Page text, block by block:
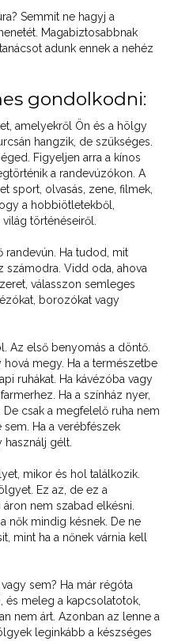
Semmit ne hagyj a
Magabiztosabbnak
adunk ennek a nehéz
gondolkodni:
amelyekről Ön és a hölgy
hangzik, de szükséges.
Figyeljen arra a kínos
a randevúzókon. A
sport, olvasás, zene, filmek,
a hobbiötletekből,
történéseiről.
randevún. Ha tudod, mit
számodra. Vidd oda, ahova
válasszon semleges
borozókat vagy
Az első benyomás a döntő.
hová megy. Ha a természetbe
ruhákat. Ha kávézóba vagy
Ha a színház nyer,
csak a megfelelő ruha nem
Ha a verébfészek
használj gélt.
mikor és hol találkozik.
Ez az, de ez a
nem szabad elkésni.
nők mindig késnek. De ne
mint ha a nőnek várnia kell
sem? Ha már régóta
és meleg a kapcsolatotok,
nem árt. Azonban az lenne a
leginkább a készséges